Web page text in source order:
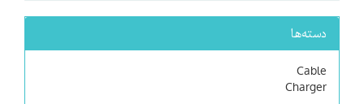
دسته‌ها
Cable
Charger